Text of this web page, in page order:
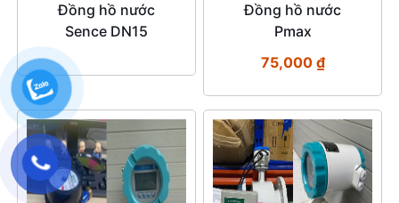
Đồng hồ nước
Sence DN15
Đồng hồ nước
Pmax
75,000 ₫